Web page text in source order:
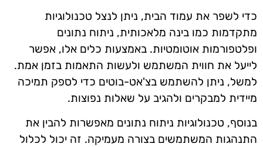
כדי לשפר את עמוד הבית, ניתן לנצל טכנולוגיות
מתקדמות כמו בינה מלאכותית, ניתוח נתונים
ופלטפורמות אוטומטיות. באמצעות כלים אלו, אפשר
לייעל את חווית המשתמש ולעשות התאמות בזמן אמת.
למשל, ניתן להשתמש בצ'אט-בוטים כדי לספק תמיכה
מיידית למבקרים ולהגיב על שאלות נפוצות.
בנוסף, טכנולוגיות ניתוח נתונים מאפשרות להבין את
התנהגות המשתמשים בצורה מעמיקה. זה יכול לכלול